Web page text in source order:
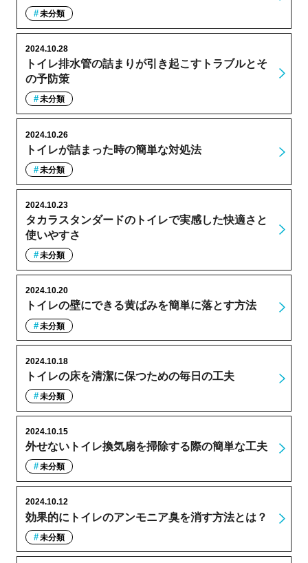
未分類
トイレ排水管の詰まりが引き起こすトラブルとそ
の予防策
2024.10.28
未分類
トイレが詰まった時の簡単な対処法
2024.10.26
未分類
タカラスタンダードのトイレで実感した快適さと
使いやすさ
2024.10.23
未分類
トイレの壁にできる黄ばみを簡単に落とす方法
2024.10.20
未分類
トイレの床を清潔に保つための毎日の工夫
2024.10.18
未分類
外せないトイレ換気扇を掃除する際の簡単な工夫
2024.10.15
未分類
効果的にトイレのアンモニア臭を消す方法とは？
2024.10.12
未分類